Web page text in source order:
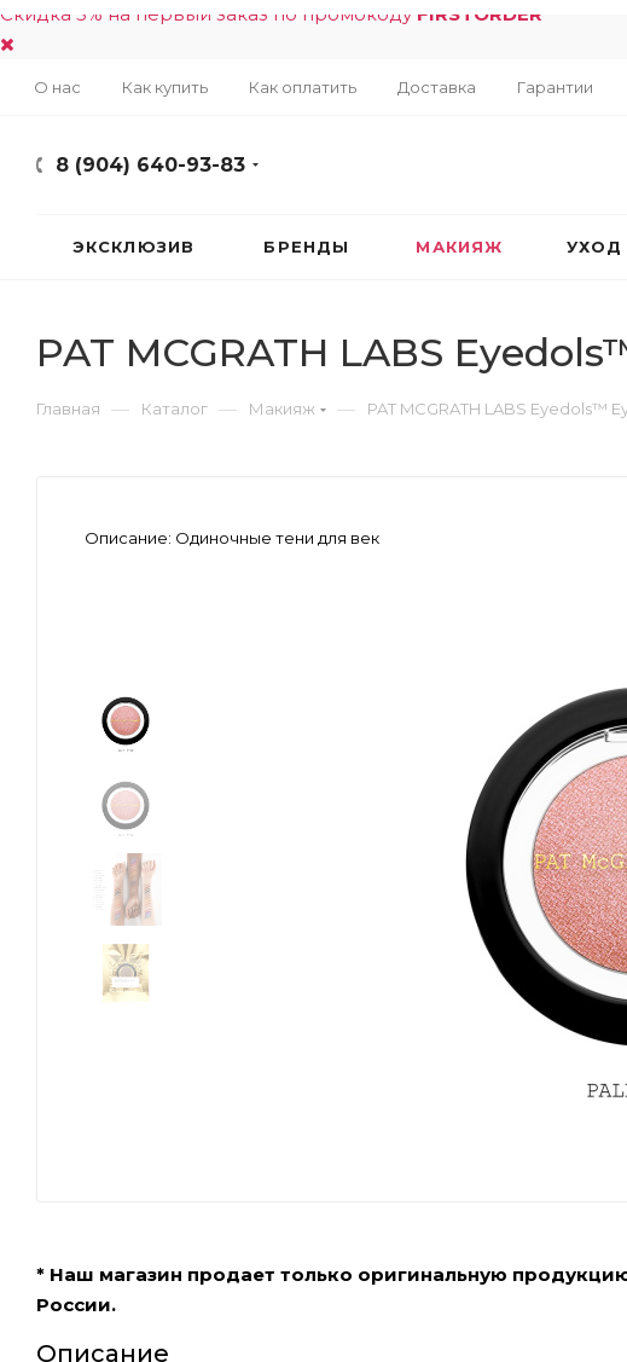
Скидка 5% на первый заказ по промокоду FIRSTORDER
О нас Как купить Как оплатить Доставка Гарантии
8 (904) 640-93-83
ЭКСКЛЮЗИВ БРЕНДЫ МАКИЯЖ УХОД
PAT MCGRATH LABS
Главная — Каталог — Макияж — PAT MCGRATH LABS Eyedols™
Описание: Одиночные тени для век
* Наш магазин продает только оригинальную
России.
Описание